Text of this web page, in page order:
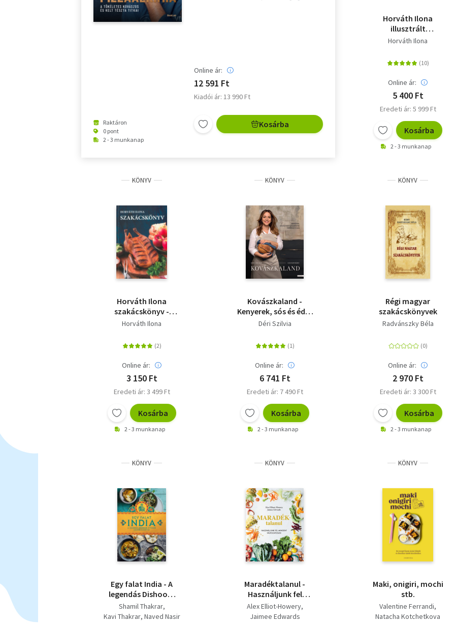
Raktáron
0 pont
2 - 3 munkanap
Online ár:
12 591 Ft
Kiadói ár: 13 990 Ft
Kosárba
Horváth Ilona
illusztrált
szakácskönyve
Horváth Ilona
Online ár:
5 400 Ft
Eredeti ár: 5 999 Ft
Kosárba
2 - 3 munkanap
KÖNYV
Horváth Ilona
szakácskönyv -
puhatáblás
Horváth Ilona
Online ár:
3 150 Ft
Eredeti ár: 3 499 Ft
Kosárba
2 - 3 munkanap
KÖNYV
Kovászkaland -
Kenyerek, sós és édes
sütemények
Déri Szilvia
Online ár:
6 741 Ft
Eredeti ár: 7 490 Ft
Kosárba
2 - 3 munkanap
KÖNYV
Régi magyar
szakácskönyvek
Radvánszky Béla
Online ár:
2 970 Ft
Eredeti ár: 3 300 Ft
Kosárba
2 - 3 munkanap
KÖNYV
Egy falat India - A
legendás Dishoom
étterem legjobb
receptjei
Shamil Thakrar
Kavi Thakrar Naved Nasir
KÖNYV
Maradéktalanul -
Használjunk fel
mindent változatosan
Alex Elliot-Howery
Jaimee Edwards
KÖNYV
Maki, onigiri, mochi
stb.
Valentine Ferrandi
Natacha Kotchetkova